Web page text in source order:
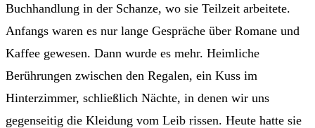
Buchhandlung in der Schanze, wo sie Teilzeit arbeitete.
Anfangs waren es nur lange Gespräche über Romane und
Kaffee gewesen. Dann wurde es mehr. Heimliche
Berührungen zwischen den Regalen, ein Kuss im
Hinterzimmer, schließlich Nächte, in denen wir uns
gegenseitig die Kleidung vom Leib rissen. Heute hatte sie